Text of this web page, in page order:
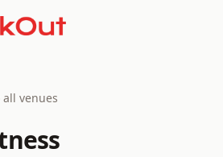
all venues